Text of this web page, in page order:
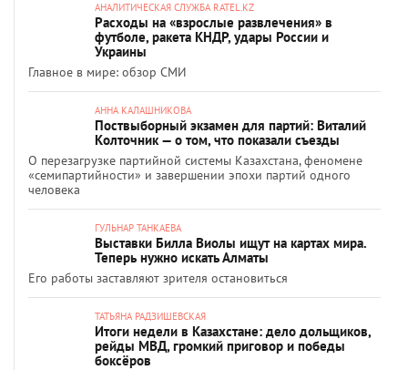
АНАЛИТИЧЕСКАЯ СЛУЖБА RATEL.KZ
Расходы на «взрослые развлечения» в
футболе, ракета КНДР, удары России и
Украины
Главное в мире: обзор СМИ
АННА КАЛАШНИКОВА
Поствыборный экзамен для партий: Виталий
Колточник — о том, что показали съезды
О перезагрузке партийной системы Казахстана, феномене
«семипартийности» и завершении эпохи партий одного
человека
ГУЛЬНАР ТАНКАЕВА
Выставки Билла Виолы ищут на картах мира.
Теперь нужно искать Алматы
Его работы заставляют зрителя остановиться
ТАТЬЯНА РАДЗИШЕВСКАЯ
Итоги недели в Казахстане: дело дольщиков,
рейды МВД, громкий приговор и победы
боксёров